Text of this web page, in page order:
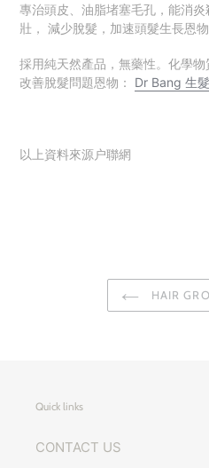
專治頭皮、油脂堵塞毛孔，能消炎
壯， 減少脫髮， 加速頭髮生長恩
採用純天然產品，無藥性。化學
改善脫髮問題恩物： Dr Bang 生
以上資料來源户聯網
HAIR
Quick links
CONTACT US